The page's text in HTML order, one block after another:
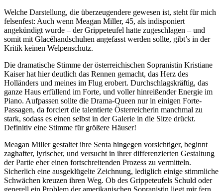
Welche Darstellung, die überzeugendere gewesen ist, steht für mich
felsenfest: Auch wenn Meagan Miller, 45, als indisponiert
angekündigt wurde – der Grippeteufel hatte zugeschlagen – und
somit mit Glacéhandschuhen angefasst werden sollte, gibt’s in der
Kritik keinen Welpenschutz.
Die dramatische Stimme der österreichischen Sopranistin Kristiane
Kaiser hat hier deutlich das Rennen gemacht, das Herz des
Holländers und meines im Flug erobert. Durchschlagskräftig, das
ganze Haus erfüllend im Forte, und voller hinreißender Energie im
Piano. Aufpassen sollte die Drama-Queen nur in einigen Forte-
Passagen, da forciert die talentierte Österreicherin manchmal zu
stark, sodass es einen selbst in der Galerie in die Sitze drückt.
Definitiv eine Stimme für größere Häuser!
Meagan Miller gestaltet ihre Senta hingegen vorsichtiger, beginnt
zaghafter, lyrischer, und versucht in ihrer differenzierten Gestaltung
der Partie eher einen fortschreitenden Prozess zu vermitteln.
Sicherlich eine ausgeklügelte Zeichnung, lediglich einige stimmliche
Schwächen kreuzen ihren Weg. Ob des Grippeteufels Schuld oder
generell ein Problem der amerikanischen Sopranistin liegt mir fern